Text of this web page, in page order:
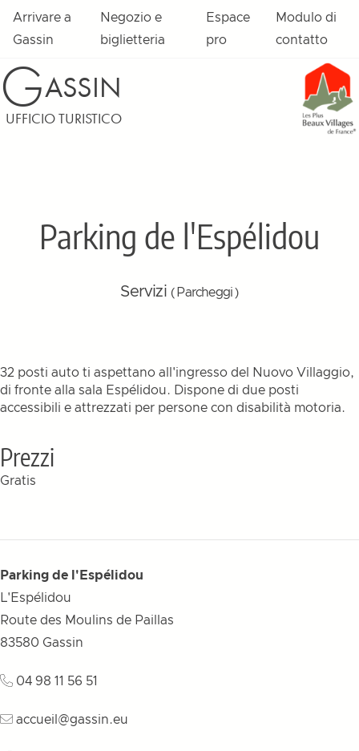
Arrivare a
Gassin
Negozio e
biglietteria
Espace
pro
Modulo di
contatto
GASSIN
UFFICIO TURISTICO
Parking de l'Espélidou
Servizi ( Parcheggi )
32 posti auto ti aspettano all'ingresso del Nuovo Villaggio,
di fronte alla sala Espélidou. Dispone di due posti
accessibili e attrezzati per persone con disabilità motoria.
Prezzi
Gratis
Parking de l'Espélidou
L'Espélidou
Route des Moulins de Paillas
83580 Gassin
04 98 11 56 51
accueil@gassin.eu